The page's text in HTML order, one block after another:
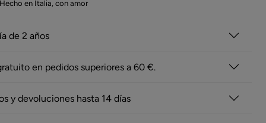
en Italia, con amor
de 2 años
en pedidos superiores a 60 €.
y devoluciones hasta 14 días